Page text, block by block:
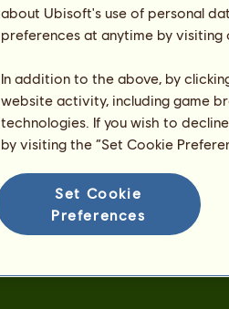
about Ubisoft's use of personal
preferences at anytime by
In addition to the above, by
website activity, including game
technologies. If you wish to
by visiting the “Set Cookie
Set Cookie
Preferences